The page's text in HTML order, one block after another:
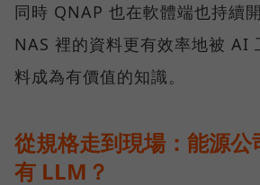
同時 QNAP 也在軟體端也持續
NAS 裡的資料更有效率地被 AI
料成為有價值的知識。
從規格走到現場：能源
有 LLM？